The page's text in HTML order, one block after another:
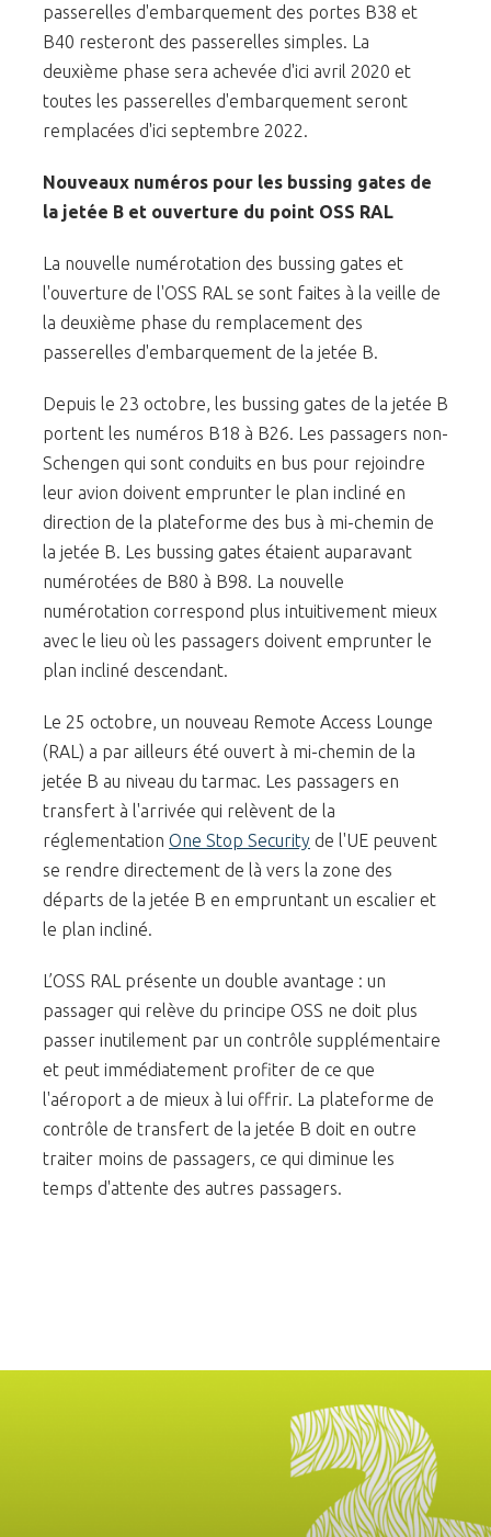
passerelles d'embarquement des portes B38 et
B40 resteront des passerelles simples. La
deuxième phase sera achevée d'ici avril 2020 et
toutes les passerelles d'embarquement seront
remplacées d'ici septembre 2022.
Nouveaux numéros pour les bussing gates de
la jetée B et ouverture du point OSS RAL
La nouvelle numérotation des bussing gates et
l'ouverture de l'OSS RAL se sont faites à la veille de
la deuxième phase du remplacement des
passerelles d'embarquement de la jetée B.
Depuis le 23 octobre, les bussing gates de la jetée B
portent les numéros B18 à B26. Les passagers non-
Schengen qui sont conduits en bus pour rejoindre
leur avion doivent emprunter le plan incliné en
direction de la plateforme des bus à mi-chemin de
la jetée B. Les bussing gates étaient auparavant
numérotées de B80 à B98. La nouvelle
numérotation correspond plus intuitivement mieux
avec le lieu où les passagers doivent emprunter le
plan incliné descendant.
Le 25 octobre, un nouveau Remote Access Lounge
(RAL) a par ailleurs été ouvert à mi-chemin de la
jetée B au niveau du tarmac. Les passagers en
transfert à l'arrivée qui relèvent de la
réglementation One Stop Security de l'UE peuvent
se rendre directement de là vers la zone des
départs de la jetée B en empruntant un escalier et
le plan incliné.
L’OSS RAL présente un double avantage : un
passager qui relève du principe OSS ne doit plus
passer inutilement par un contrôle supplémentaire
et peut immédiatement profiter de ce que
l'aéroport a de mieux à lui offrir. La plateforme de
contrôle de transfert de la jetée B doit en outre
traiter moins de passagers, ce qui diminue les
temps d'attente des autres passagers.